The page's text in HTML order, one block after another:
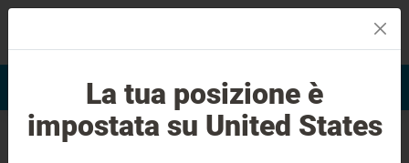
Valutazione del sorriso Trova Invisalign Provider
Errore 404
La tua posizione è
impostata su United States